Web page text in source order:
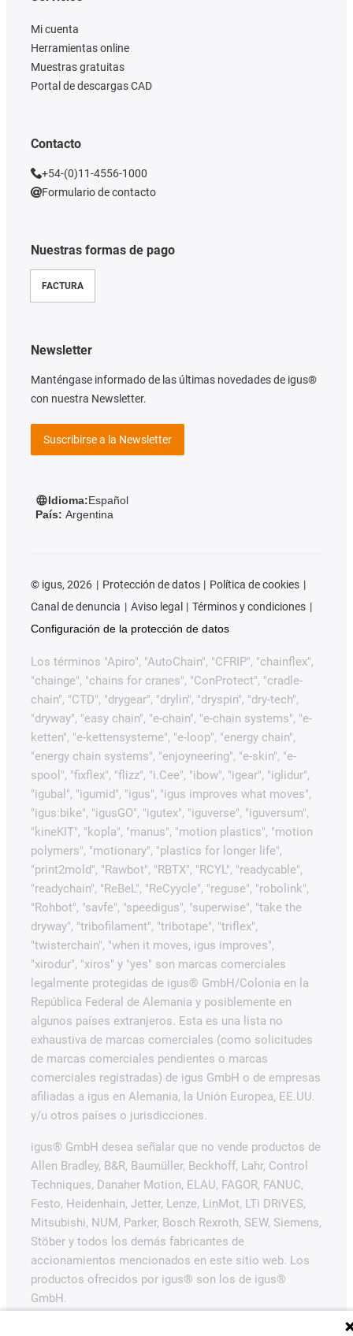
Nuestras formas de pago
FACTURA
Mi cuenta
Herramientas online
Muestras gratuitas
Portal de descargas CAD
Contacto
+54-(0)11-4556-1000
Formulario de contacto
Newsletter
Manténgase informado de las últimas novedades de igus®
con nuestra Newsletter.
Suscribirse a la Newsletter
Idioma:Español
País: Argentina
© igus, 2026 Protección de datos
Política de cookies
Canal de denuncia
Aviso legal
Términos y condiciones
Configuración de la protección de datos
Los términos "Apiro", "AutoChain", "CFRIP", "chainflex",
"chainge", "chains for cranes", "ConProtect", "cradle-
chain", "CTD", "drygear", "drylin", "dryspin", "dry-tech",
"dryway", "easy chain", "e-chain", "e-chain systems", "e-
ketten", "e-kettensysteme", "e-loop", "energy chain",
"energy chain systems", "enjoyneering", "e-skin", "e-
spool", "fixflex", "flizz", "i.Cee", "ibow", "igear", "iglidur",
"igubal", "igumid", "igus", "igus improves what moves",
"igus:bike", "igusGO", "igutex", "iguverse", "iguversum",
"kineKIT", "kopla", "manus", "motion plastics", "motion
polymers", "motionary", "plastics for longer life",
"print2mold", "Rawbot", "RBTX", "RCYL", "readycable",
"readychain", "ReBeL", "ReCyycle", "reguse", "robolink",
"Rohbot", "savfe", "speedigus", "superwise", "take the
dryway", "tribofilament", "tribotape", "triflex",
"twisterchain", "when it moves, igus improves",
"xirodur", "xiros" y "yes" son marcas comerciales
legalmente protegidas de igus® GmbH/Colonia en la
República Federal de Alemania y posiblemente en
algunos países extranjeros. Esta es una lista no
exhaustiva de marcas comerciales (como solicitudes
de marcas comerciales pendientes o marcas
comerciales registradas) de igus GmbH o de empresas
afiliadas a igus en Alemania, la Unión Europea, EE.UU.
y/u otros países o jurisdicciones.
igus® GmbH desea señalar que no vende productos de
Allen Bradley, B&R, Baumüller, Beckhoff, Lahr, Control
Techniques, Danaher Motion, ELAU, FAGOR, FANUC,
Festo, Heidenhain, Jetter, Lenze, LinMot, LTi DRiVES,
Mitsubishi, NUM, Parker, Bosch Rexroth, SEW, Siemens,
Stöber y todos los demás fabricantes de
accionamientos mencionados en este sitio web. Los
productos ofrecidos por igus® son los de igus®
GmbH.